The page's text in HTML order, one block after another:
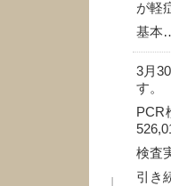
が軽
基本
3月
す。
PCR
検査
引き